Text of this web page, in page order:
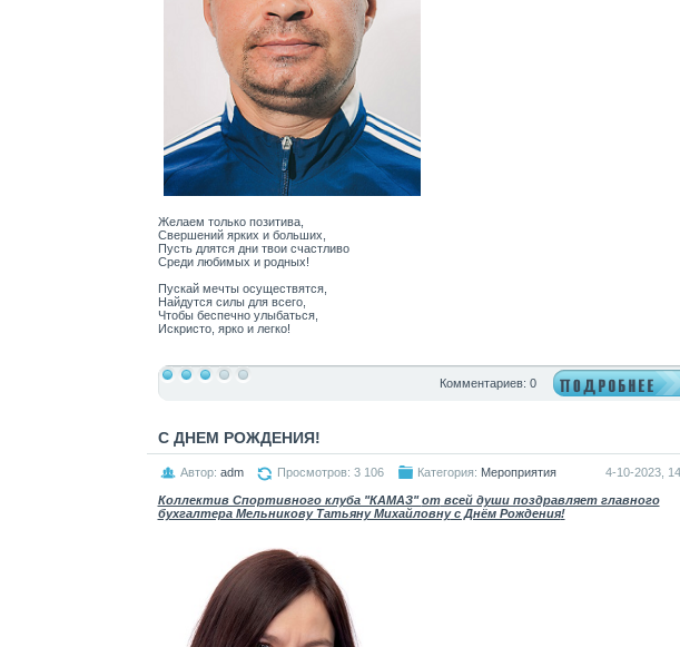
Желаем только позитива,
Свершений ярких и больших,
Пусть длятся дни твои счастливо
Среди любимых и родных!
Пускай мечты осуществятся,
Найдутся силы для всего,
Чтобы беспечно улыбаться,
Искристо, ярко и легко!
Комментариев: 0
С ДНЕМ РОЖДЕНИЯ!
Автор: adm Просмотров: 3 106 Категория: Мероприятия 4-10-2023,
Коллектив Спортивного клуба "КАМАЗ"отвсей души поздравляет главного
бухгалтера Мельникову Татьяну Михайловнус Днём Рождения!